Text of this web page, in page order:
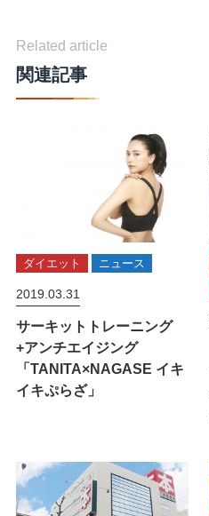
Related article
関連記事
ダイエット ニュース
2019.03.31
サーキットトレーニング
+アンチエイジング
「TANITA×NAGASE イキ
イキぷらざ」